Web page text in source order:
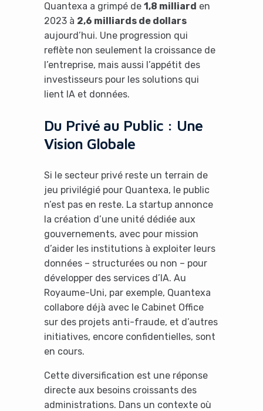
Quantexa a grimpé de 1,8 milliard en
2023 à 2,6 milliards de dollars
aujourd’hui. Une progression qui
reflète non seulement la croissance de
l’entreprise, mais aussi l’appétit des
investisseurs pour les solutions qui
lient IA et données.
Du Privé au Public : Une
Vision Globale
Si le secteur privé reste un terrain de
jeu privilégié pour Quantexa, le public
n’est pas en reste. La startup annonce
la création d’une unité dédiée aux
gouvernements, avec pour mission
d’aider les institutions à exploiter leurs
données – structurées ou non – pour
développer des services d’IA. Au
Royaume-Uni, par exemple, Quantexa
collabore déjà avec le Cabinet Office
sur des projets anti-fraude, et d’autres
initiatives, encore confidentielles, sont
en cours.
Cette diversification est une réponse
directe aux besoins croissants des
administrations. Dans un contexte où